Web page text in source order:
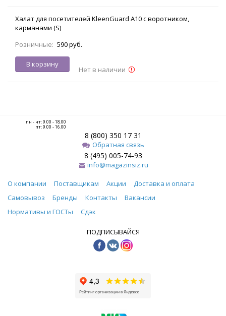
Халат для посетителей KleenGuard A10 с воротником,
карманами (S)
Розничные: 590 руб.
В корзину
Нет в наличии
пн - чт: 9.00 - 18.00
пт: 9.00 - 16.00
8 (800) 350 17 31
Обратная связь
8 (495) 005-74-93
info@magazinsiz.ru
О компании Поставщикам Акции
Доставка и оплата
Самовывоз
Бренды Контакты
Вакансии
Нормативы и ГОСТы
Сдэк
ПОДПИСЫВАЙСЯ